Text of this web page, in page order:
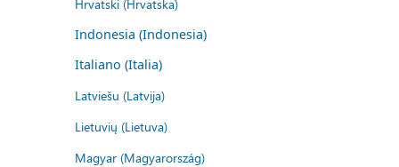
Hrvatski (Hrvatska)
Indonesia (Indonesia)
Italiano (Italia)
Latviešu (Latvija)
Lietuvių (Lietuva)
Magyar (Magyarország)